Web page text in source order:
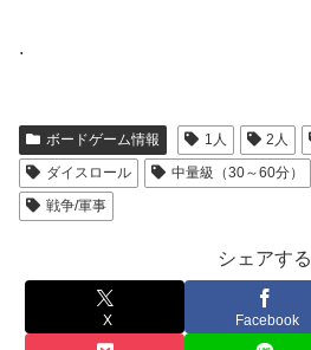
.
ボードゲーム情報 1人 2人
ダイスロール
中量級（30～60分）
戦争/軍事
シェアする
X Facebook